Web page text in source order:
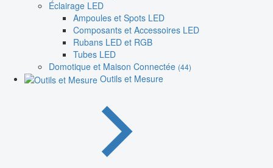
Éclairage LED
Ampoules et Spots LED
Composants et Accessoires LED
Rubans LED et RGB
Tubes LED
Domotique et Maison Connectée (44)
Outils et Mesure